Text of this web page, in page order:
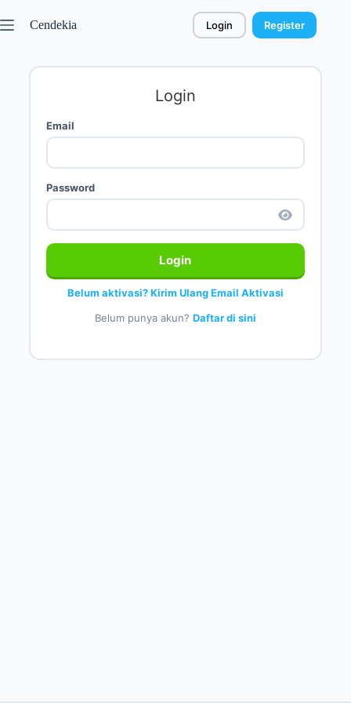
Cendekia Login Register
Login
Email
Password
Login
Belum aktivasi? Kirim Ulang Email Aktivasi
Belum punya akun? Daftar di sini